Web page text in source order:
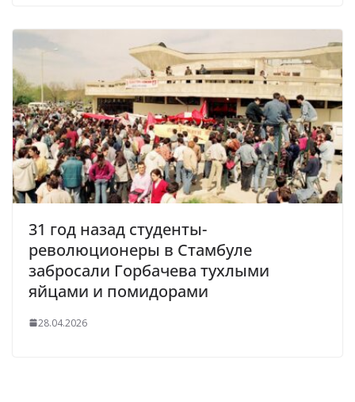
31 год назад студенты-
революционеры в Стамбуле
забросали Горбачева тухлыми
яйцами и помидорами
28.04.2026